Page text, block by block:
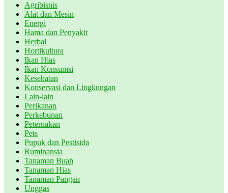
Agribisnis
Alat dan Mesin
Energi
Hama dan Penyakit
Herbal
Hortikultura
Ikan Hias
Ikan Konsumsi
Kesehatan
Konservasi dan Lingkungan
Lain-lain
Perikanan
Perkebunan
Peternakan
Pets
Pupuk dan Pestisida
Ruminansia
Tanaman Buah
Tanaman Hias
Tanaman Pangan
Unggas